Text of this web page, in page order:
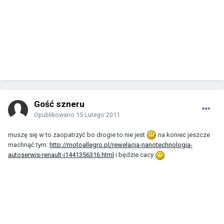
Gość szneru
Opublikowano 15 Lutego 2011
muszę się w to zaopatrzyć bo drogie to nie jest
na koniec jeszcze
machnąć tym: http://motoallegro.pl/rewelacja-nanotechnologia-
autoserwis-renault-i1441356316.html i będzie cacy